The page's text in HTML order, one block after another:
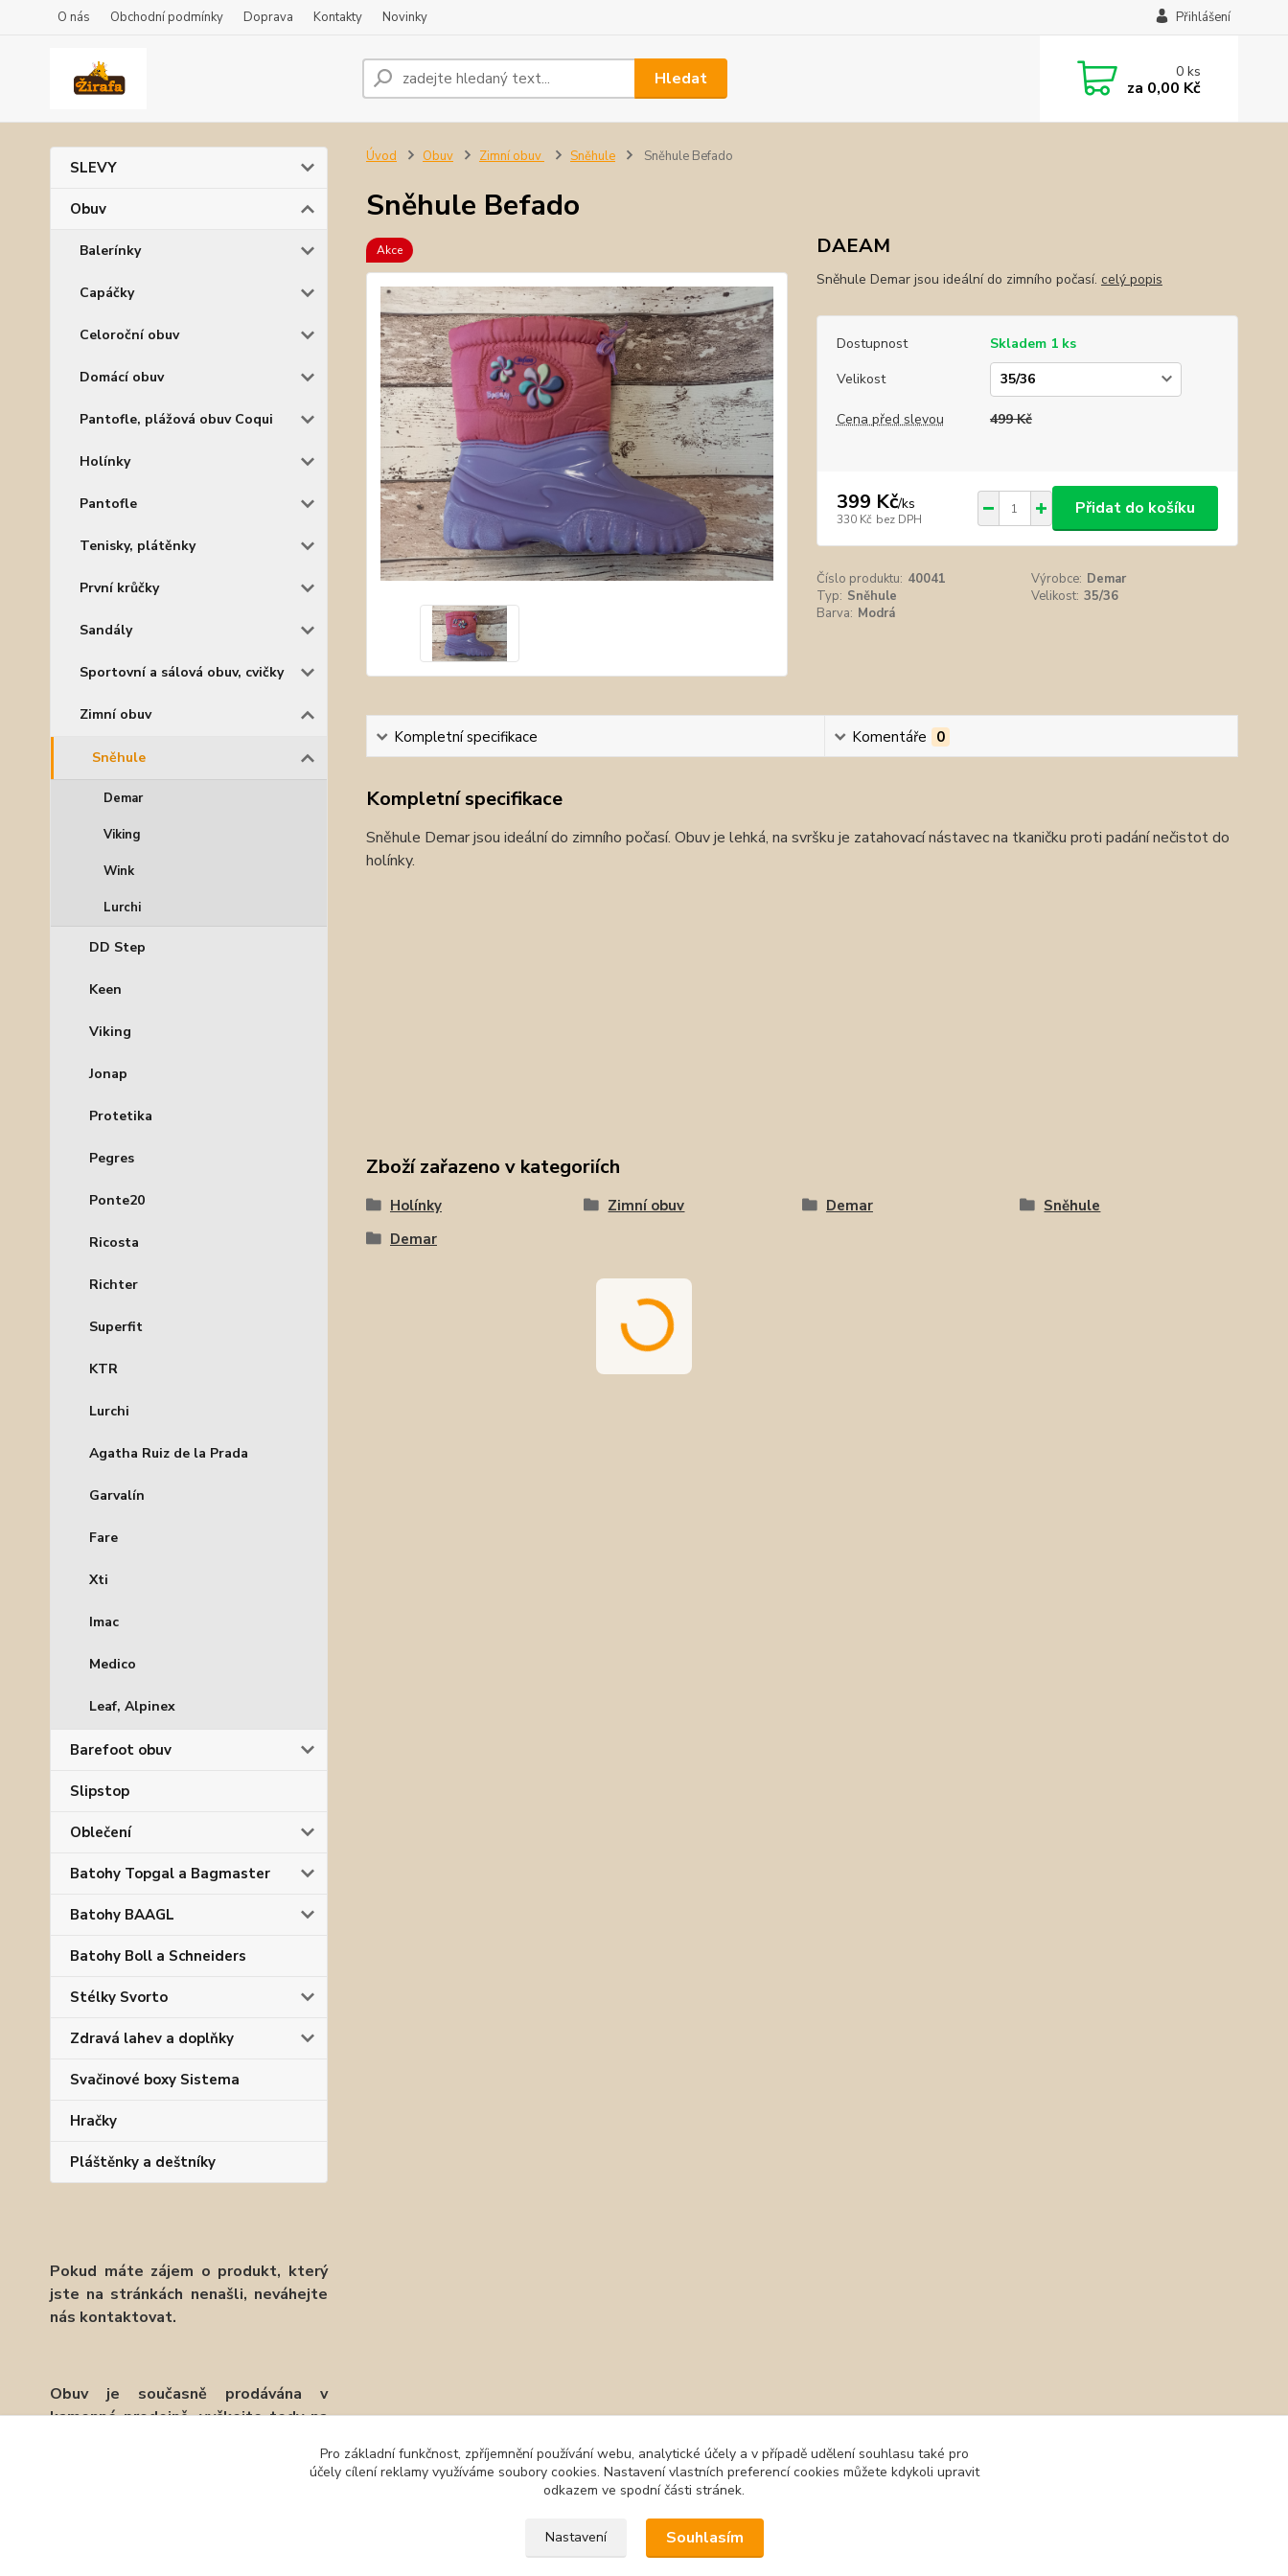
O nás Obchodní podmínky Doprava Kontakty Novinky Přihlášení
Hledat 0ks
za 0,00 Kč
SLEVY
Obuv
Balerínky
Capáčky
Celoroční obuv
Domácí obuv
Pantofle, plážová obuv Coqui
Holínky
Pantofle
Tenisky, plátěnky
První krůčky
Sandály
Sportovní a sálová obuv, cvičky
Zimní obuv
Sněhule
Demar
Viking
Wink
Lurchi
DD Step
Keen
Viking
Jonap
Protetika
Pegres
Ponte20
Ricosta
Richter
Superfit
KTR
Lurchi
Agatha Ruiz de la Prada
Garvalín
Fare
Xti
Imac
Medico
Leaf, Alpinex
Barefoot obuv
Slipstop
Oblečení
Batohy Topgal a Bagmaster
Batohy BAAGL
Batohy Boll a Schneiders
Stélky Svorto
Zdravá lahev a doplňky
Svačinové boxy Sistema
Hračky
Pláštěnky a deštníky
Pokud máte zájem o produkt, který
jste na stránkách nenašli, neváhejte
nás kontaktovat.
Obuv je současně prodávána v
kamenné prodejně, vyčkejte tedy na
Úvod Obuv Zimní obuv Sněhule Sněhule Befado
Sněhule Befado
Akce DAEAM
Sněhule Demar jsou ideální do zimního počasí. celý popis
Dostupnost
Skladem 1 ks
Velikost
Cena před slevou 499 Kč
399 Kč/ks
330 Kč bez DPH
Přidat do košíku
Číslo produktu: 40041 Výrobce: Demar
Typ: Sněhule Velikost: 35/36
Barva: Modrá
Kompletní specifikace Komentáře 0
Kompletní specifikace
Sněhule Demar jsou ideální do zimního počasí. Obuv je lehká, na svršku je zatahovací nástavec na tkaničku proti padání nečistot do
holínky.
Zboží zařazeno v kategoriích
Holínky Zimní obuv Demar
Sněhule
Demar
Pro základní funkčnost, zpříjemnění používání webu, analytické účely a v případě udělení souhlasu také pro
účely cílení reklamy využíváme soubory cookies. Nastavení vlastních preferencí cookies můžete kdykoli upravit
odkazem ve spodní části stránek.
Nastavení Souhlasím